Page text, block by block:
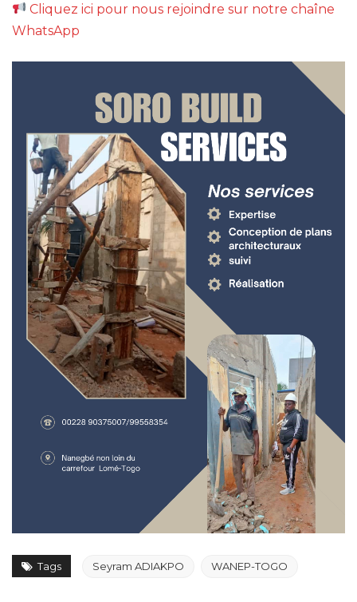
Cliquez ici pour nous rejoindre sur notre chaîne
WhatsApp
Tags Seyram ADIAKPO WANEP-TOGO